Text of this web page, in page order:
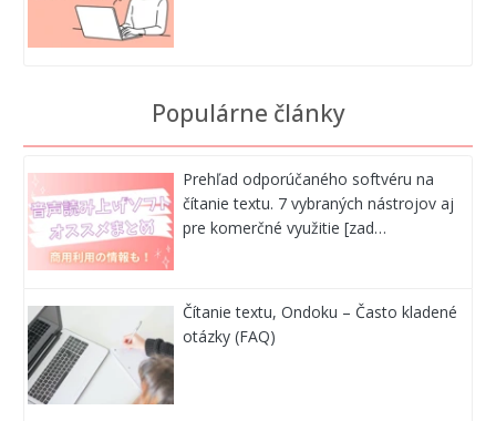
Populárne články
Prehľad odporúčaného softvéru na
čítanie textu. 7 vybraných nástrojov aj
pre komerčné využitie [zad…
Čítanie textu, Ondoku – Často kladené
otázky (FAQ)